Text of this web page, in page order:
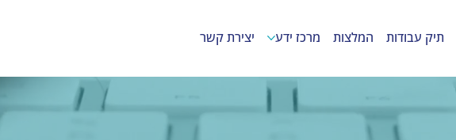
תיק עבודות המלצות מרכז ידע יצירת קשר